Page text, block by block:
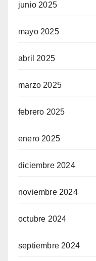
junio 2025
mayo 2025
abril 2025
marzo 2025
febrero 2025
enero 2025
diciembre 2024
noviembre 2024
octubre 2024
septiembre 2024